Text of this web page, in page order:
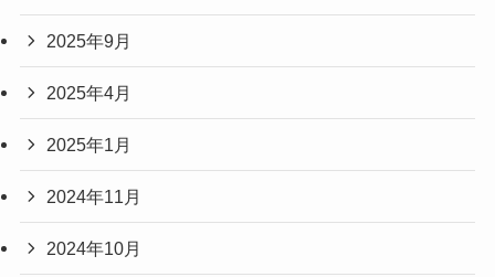
2025年9月
2025年4月
2025年1月
2024年11月
2024年10月